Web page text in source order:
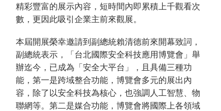
精彩豐富的展示內容，短時間內即累積上千觀看次
數，更因此吸引企業主前來觀展。
本屆開展榮幸邀請到副總統賴清德前來開幕致詞，
副總統表示，「台北國際安全科技應用博覽會」舉
辦迄今，已成為「安全大平台」，且具備三種功
能，第一是跨域整合功能，博覽會多元的展出內
容，除了以安全科技為核心，也強調人工智慧、物
聯網等。第二是媒合功能，博覽會將國際上各領域